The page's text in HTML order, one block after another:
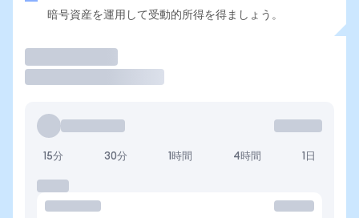
暗号資産を運用して受動的所得を得ましょう。
15分 30分 1時間 4時間 1日